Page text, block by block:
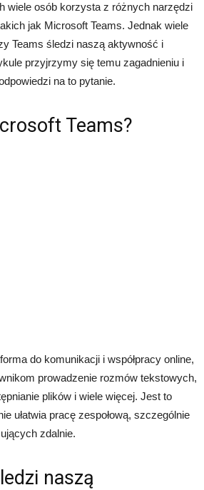
wiele osób korzysta z różnych narzędzi
jak Microsoft Teams. Jednak wiele
Teams śledzi naszą aktywność i
przyjrzymy się temu zagadnieniu i
na to pytanie.
Teams?
do komunikacji i współpracy online,
prowadzenie rozmów tekstowych,
plików i wiele więcej. Jest to
ułatwia pracę zespołową, szczególnie
zdalnie.
naszą